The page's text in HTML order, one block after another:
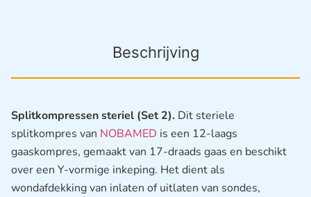
Beschrijving
Splitkompressen steriel (Set 2). Dit steriele
splitkompres van NOBAMED is een 12-laags
gaaskompres, gemaakt van 17-draads gaas en beschikt
over een Y-vormige inkeping. Het dient als
wondafdekking van inlaten of uitlaten van sondes,